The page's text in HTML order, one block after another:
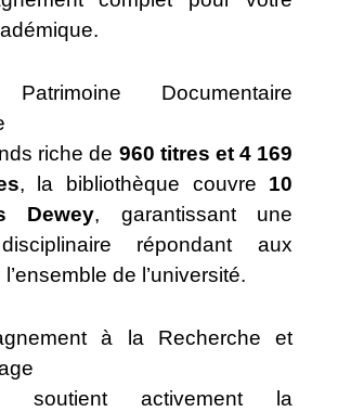
Documentaire
riche de 960 titres et 4 169
, la bibliothèque couvre 10
Dewey, garantissant une
répondant aux
de l’université.
à la Recherche et
soutient activement la